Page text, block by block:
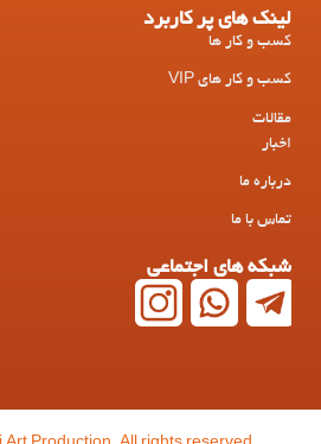
لینک های پر کاربرد
کسب و کار ها
کسب و کار های VIP
مقالات
اخبار
درباره ما
تماس با ما
شبکه های اجتماعی